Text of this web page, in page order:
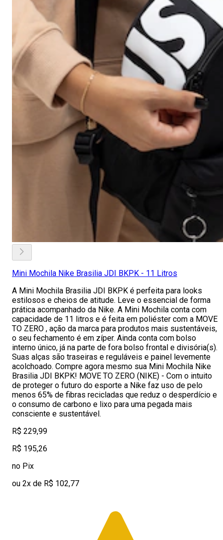
Mini Mochila Nike Brasilia JDI BKPK - 11 Litros
A Mini Mochila Brasilia JDI BKPK é perfeita para looks
estilosos e cheios de atitude. Leve o essencial de forma
prática acompanhado da Nike. A Mini Mochila conta com
capacidade de 11 litros e é feita em poliéster com a MOVE
TO ZERO , ação da marca para produtos mais sustentáveis,
o seu fechamento é em zíper. Ainda conta com bolso
interno único, já na parte de fora bolso frontal e divisória(s).
Suas alças são traseiras e reguláveis e painel levemente
acolchoado. Compre agora mesmo sua Mini Mochila Nike
Brasilia JDI BKPK! MOVE TO ZERO (NIKE) - Com o intuito
de proteger o futuro do esporte a Nike faz uso de pelo
menos 65% de fibras recicladas que reduz o desperdício e
o consumo de carbono e lixo para uma pegada mais
consciente e sustentável.
R$ 229,99
R$ 195,26
no Pix
ou 2x de R$ 102,77